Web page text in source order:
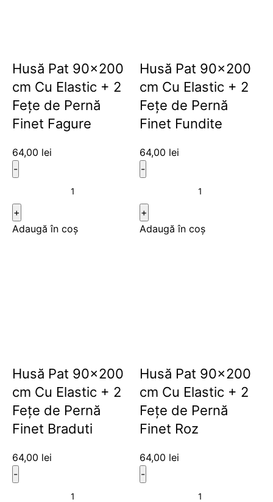
Husă Pat 90×200
cm Cu Elastic + 2
Fețe de Pernă
Finet Fagure
64,00 lei
Adaugă în coș
Husă Pat 90×200
cm Cu Elastic + 2
Fețe de Pernă
Finet Fundite
64,00 lei
Adaugă în coș
Husă Pat 90×200
cm Cu Elastic + 2
Fețe de Pernă
Finet Braduti
64,00 lei
Husă Pat 90×200
cm Cu Elastic + 2
Fețe de Pernă
Finet Roz
64,00 lei